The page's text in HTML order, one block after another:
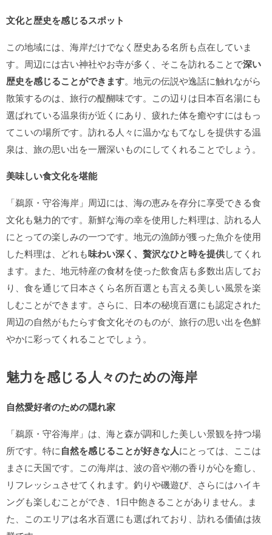
文化と歴史を感じるスポット
この地域には、海岸だけでなく歴史ある名所も点在していま
す。周辺には古い神社やお寺が多く、そこを訪れることで深い
歴史を感じることができます。地元の伝説や逸話に触れながら
散策するのは、旅行の醍醐味です。この辺りは日本百名湯にも
選ばれている温泉街が近くにあり、疲れた体を癒やすにはもっ
てこいの場所です。訪れる人々に温かなもてなしを提供する温
泉は、旅の思い出を一層深いものにしてくれることでしょう。
美味しい食文化を堪能
「鵜原・守谷海岸」周辺には、海の恵みを存分に享受できる食
文化も魅力的です。新鮮な海の幸を使用した料理は、訪れる人
にとっての楽しみの一つです。地元の漁師が獲った魚介を使用
した料理は、どれも味わい深く、贅沢なひと時を提供してくれ
ます。また、地元特産の食材を使った飲食店も多数出店してお
り、食を通じて日本さくら名所百選とも言える美しい風景を楽
しむことができます。さらに、日本の秘境百選にも認定された
周辺の自然がもたらす食文化そのものが、旅行の思い出を色鮮
やかに彩ってくれることでしょう。
魅力を感じる人々のための海岸
自然愛好者のための隠れ家
「鵜原・守谷海岸」は、海と森が調和した美しい景観を持つ場
所です。特に自然を感じることが好きな人にとっては、ここは
まさに天国です。この海岸は、波の音や潮の香りが心を癒し、
リフレッシュさせてくれます。釣りや磯遊び、さらにはハイキ
ングも楽しむことができ、1日中飽きることがありません。ま
た、このエリアは名水百選にも選ばれており、訪れる価値は抜